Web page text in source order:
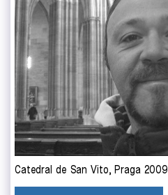
Catedral de San Vito, Praga 2009